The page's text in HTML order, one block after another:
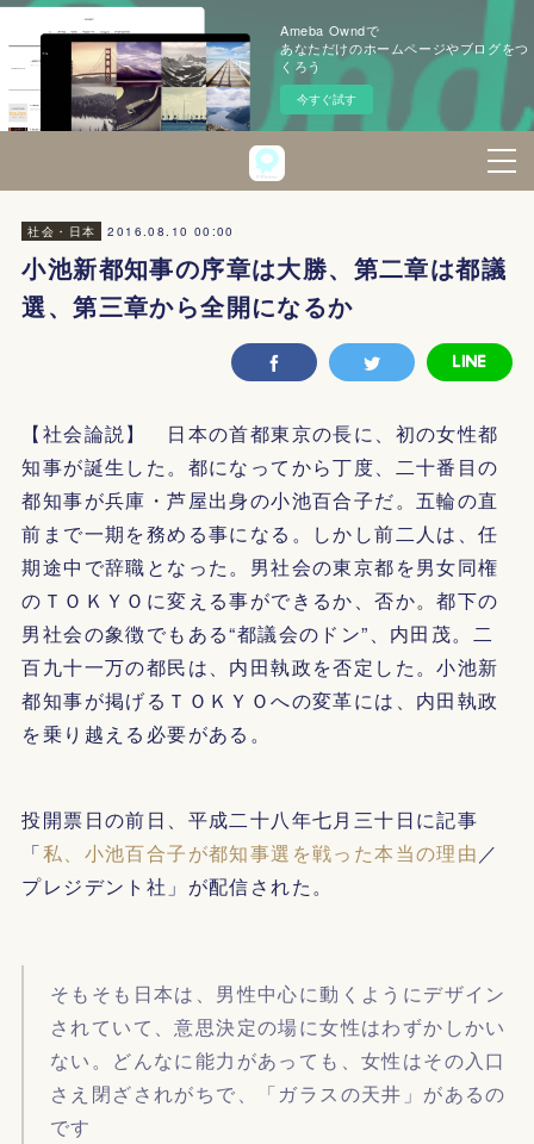
Ameba Owndで
あなただけのホームページやブログをつ
くろう
今すぐ試す
社会・日本 2016.08.10 00:00
小池新都知事の序章は大勝、第二章は都議
選、第三章から全開になるか
【社会論説】 日本の首都東京の長に、初の女性都
知事が誕生した。都になってから丁度、二十番目の
都知事が兵庫・芦屋出身の小池百合子だ。五輪の直
前まで一期を務める事になる。しかし前二人は、任
期途中で辞職となった。男社会の東京都を男女同権
のＴＯＫＹＯに変える事ができるか、否か。都下の
男社会の象徴でもある“都議会のドン”、内田茂。二
百九十一万の都民は、内田執政を否定した。小池新
都知事が掲げるＴＯＫＹＯへの変革には、内田執政
を乗り越える必要がある。
投開票日の前日、平成二十八年七月三十日に記事
「私、小池百合子が都知事選を戦った本当の理由 ／
プレジデント社」が配信された。
そもそも日本は、男性中心に動くようにデザイン
されていて、意思決定の場に女性はわずかしかい
ない。どんなに能力があっても、女性はその入口
さえ閉ざされがちで、「ガラスの天井」があるの
です